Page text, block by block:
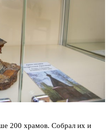
200 храмов. Собрал их и